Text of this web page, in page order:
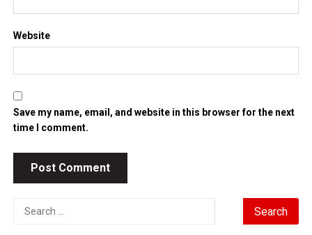
Website
Save my name, email, and website in this browser for the next
time I comment.
Search